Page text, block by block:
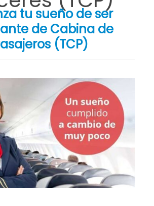
tu sueño de ser
de Cabina de
(TCP)